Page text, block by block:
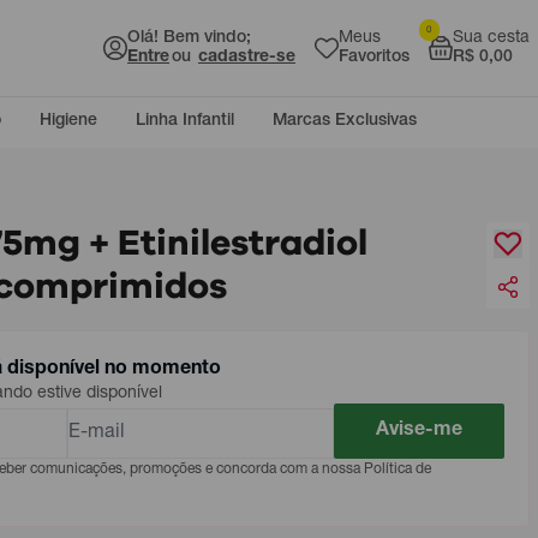
Olá! Bem vindo;
Entreou cadastre-se
Meus
Favoritos
Sua cesta
R$ 0,00
0
Higiene Linha Infantil Marcas Exclusivas
+ Etinilestradiol
disponível no momento
estive disponível
Avise-me
comunicações, promoções e concorda com a nossa Política de